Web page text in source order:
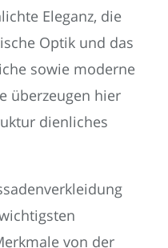
Eleganz, die
Optik und das
sowie moderne
überzeugen hier
dienliches
von der